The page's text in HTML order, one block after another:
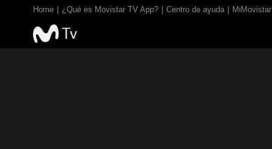
Home ¿Qué es Movistar TV App? Centro de ayuda MiMovistar